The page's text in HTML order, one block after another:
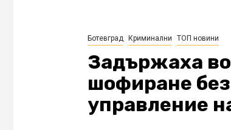
Ботевград Криминални ТОП новини
Задържаха
шофиране
управление